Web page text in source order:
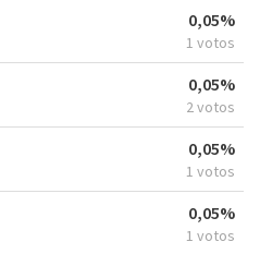
0,05%
1 votos
0,05%
2 votos
0,05%
1 votos
0,05%
1 votos